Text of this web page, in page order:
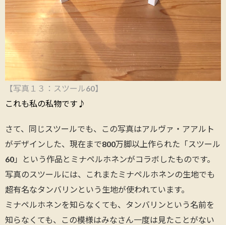
【写真１３：スツール60】
これも私の私物です ♪
さて、同じスツールでも、この写真はアルヴァ・アアルト
がデザインした、現在まで800万脚以上作られた「スツール
60」という作品とミナペルホネンがコラボしたものです。
写真のスツールには、これまたミナペルホネンの生地でも
超有名なタンバリンという生地が使われています。
ミナペルホネンを知らなくても、タンバリンという名前を
知らなくても、この模様はみなさん一度は見たことがない